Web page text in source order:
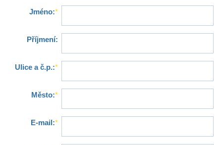
Jméno:*
Příjmení:
Ulice a č.p.:*
Město:*
E-mail:*